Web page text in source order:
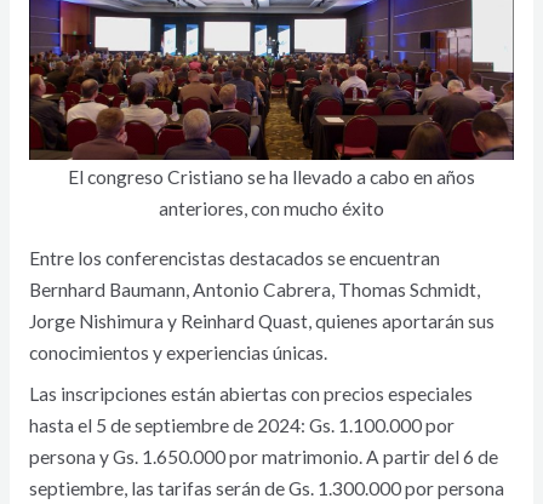
El congreso Cristiano se ha llevado a cabo en años
anteriores, con mucho éxito
Entre los conferencistas destacados se encuentran
Bernhard Baumann, Antonio Cabrera, Thomas Schmidt,
Jorge Nishimura y Reinhard Quast, quienes aportarán sus
conocimientos y experiencias únicas.
Las inscripciones están abiertas con precios especiales
hasta el 5 de septiembre de 2024: Gs. 1.100.000 por
persona y Gs. 1.650.000 por matrimonio. A partir del 6 de
septiembre, las tarifas serán de Gs. 1.300.000 por persona